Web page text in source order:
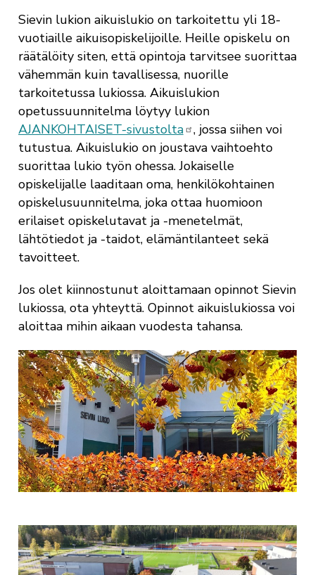
Sievin lukion aikuislukio on tarkoitettu yli 18-
vuotiaille aikuisopiskelijoille. Heille opiskelu on
räätälöity siten, että opintoja tarvitsee suorittaa
vähemmän kuin tavallisessa, nuorille
tarkoitetussa lukiossa. Aikuislukion
opetussuunnitelma löytyy lukion
AJANKOHTAISET-sivustolta , jossa siihen voi
tutustua. Aikuislukio on joustava vaihtoehto
suorittaa lukio työn ohessa. Jokaiselle
opiskelijalle laaditaan oma, henkilökohtainen
opiskelusuunnitelma, joka ottaa huomioon
erilaiset opiskelutavat ja -menetelmät,
lähtötiedot ja -taidot, elämäntilanteet sekä
tavoitteet.
Jos olet kiinnostunut aloittamaan opinnot Sievin
lukiossa, ota yhteyttä. Opinnot aikuislukiossa voi
aloittaa mihin aikaan vuodesta tahansa.